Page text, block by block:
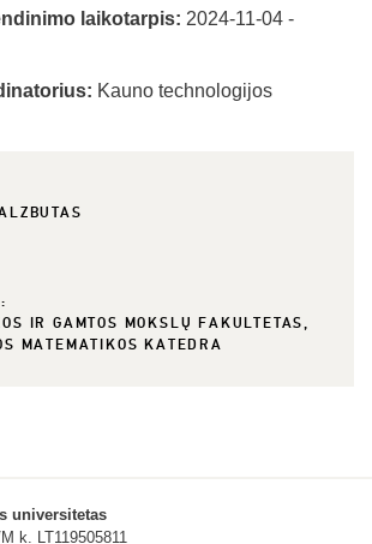
laikotarpis: 2024-11-04 -
Kauno technologijos
IR GAMTOS MOKSLŲ FAKULTETAS,
MATEMATIKOS KATEDRA
universitetas
k. LT119505811